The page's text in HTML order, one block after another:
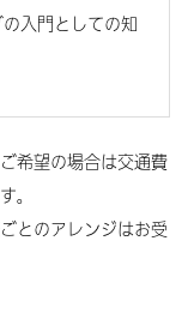
入門としての知
希望の場合は交通費
。
とのアレンジはお受